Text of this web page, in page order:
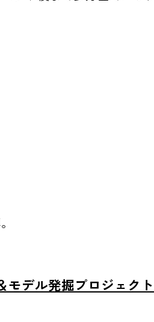
モデル発掘プロジェクト